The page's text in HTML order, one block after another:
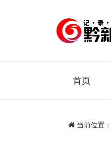
首页
当前位置：